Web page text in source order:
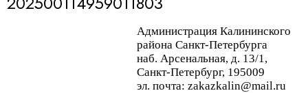
Администрация Калининского
района Санкт-Петербурга
наб. Арсенальная, д. 13/1,
Санкт-Петербург, 195009
эл. почта: zakazkalin@mail.ru